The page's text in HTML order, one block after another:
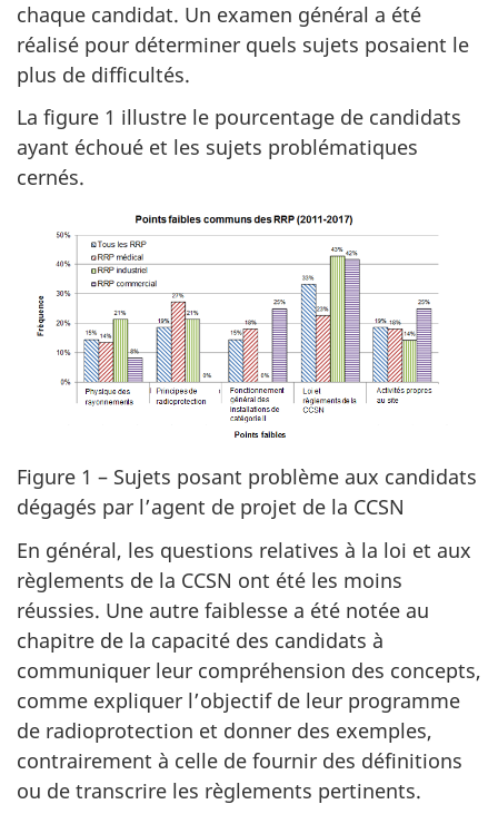
chaque candidat. Un examen général a été
réalisé pour déterminer quels sujets posaient le
plus de difficultés.
La figure 1 illustre le pourcentage de candidats
ayant échoué et les sujets problématiques
cernés.
Figure 1 – Sujets posant problème aux candidats
dégagés par l’agent de projet de la CCSN
En général, les questions relatives à la loi et aux
règlements de la CCSN ont été les moins
réussies. Une autre faiblesse a été notée au
chapitre de la capacité des candidats à
communiquer leur compréhension des concepts,
comme expliquer l’objectif de leur programme
de radioprotection et donner des exemples,
contrairement à celle de fournir des définitions
ou de transcrire les règlements pertinents.